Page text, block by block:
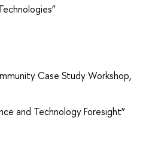
Case Study Workshop,
and Technology Foresight”